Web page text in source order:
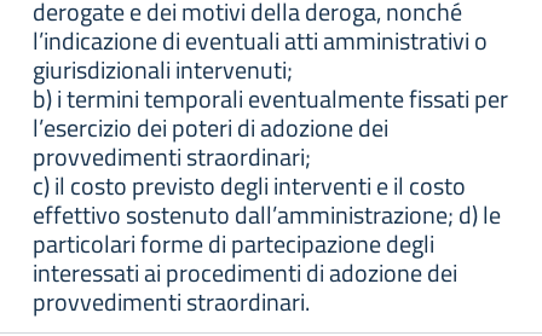
derogate e dei motivi della deroga, nonché
l’indicazione di eventuali atti amministrativi o
giurisdizionali intervenuti;
b) i termini temporali eventualmente fissati per
l’esercizio dei poteri di adozione dei
provvedimenti straordinari;
c) il costo previsto degli interventi e il costo
effettivo sostenuto dall’amministrazione; d) le
particolari forme di partecipazione degli
interessati ai procedimenti di adozione dei
provvedimenti straordinari.